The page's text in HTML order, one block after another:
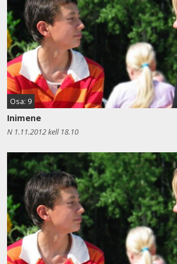
Osa: 9
Inimene
N 1.11.2012 kell 18.10